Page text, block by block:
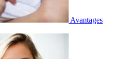
Avantages